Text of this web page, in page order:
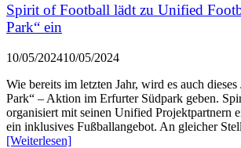
Spirit of Football lädt zu Unified
Park“ ein
10/05/202410/05/2024
Wie bereits im letzten Jahr, wird es auch
Park“ – Aktion im Erfurter Südpark geben.
organisiert mit seinen Unified Projektpartnern
ein inklusives Fußballangebot. An gleicher
[Weiterlesen]